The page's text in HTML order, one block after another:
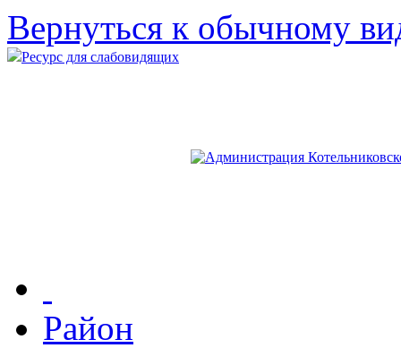
Вернуться к обычному
Ресурс для слабовидящих
Район